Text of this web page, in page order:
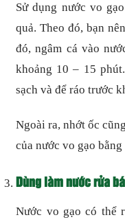
Sử dụng nước vo
quả. Theo đó, bạn
đó, ngâm cá vào
khoảng 10 – 15
sạch và để ráo trước
Ngoài ra, nhớt ốc
của nước vo gạo
Dùng làm nước rửa
Nước vo gạo có thể